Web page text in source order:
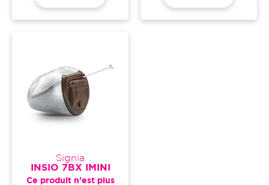
Signia
INSIO 7BX IMINI
Ce produit n’est plus